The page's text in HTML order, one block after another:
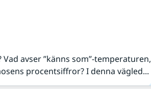
avser ”känns som”-temperaturen,
procentsiffror? I denna vägled...